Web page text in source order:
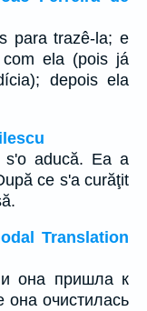
para trazê-la; e
ela (pois já
depois ela
s'o aducă. Ea a
ce s'a curăţit
Translation
она пришла к
очистилась